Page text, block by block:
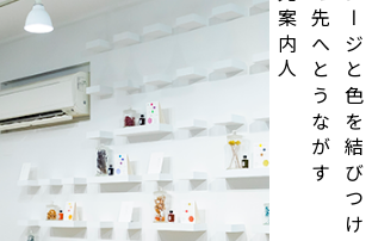
イメージと色を結びつけ
その先へとうながす